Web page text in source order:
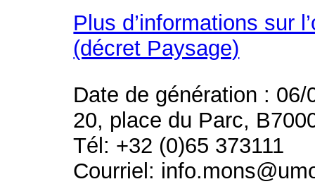
Plus d’informations sur
(décret Paysage)
Date de génération : 06/
20, place du Parc,
Tél: +32 (0)65 373111
Courriel: